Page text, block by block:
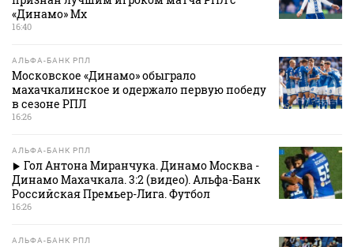
«Динамо» Мх
16:40
АЛЬФА-БАНК РПЛ
Московское «Динамо» обыграло
махачкалинское и одержало первую победу
в сезоне РПЛ
16:26
АЛЬФА-БАНК РПЛ
Гол Антона Миранчука. Динамо Москва -
Динамо Махачкала. 3:2 (видео). Альфа-Банк
Российская Премьер-Лига. Футбол
16:26
АЛЬФА-БАНК РПЛ